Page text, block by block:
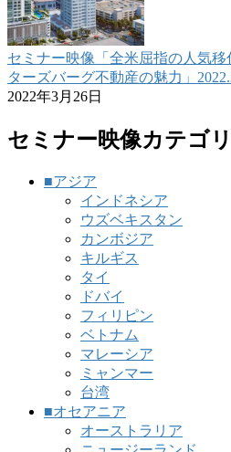
セミナー映像「全米屈指の人気
ターズバーグ不動産の魅力」
2022年3月26日
セミナー映像カテゴ
■アジア
インドネシア
ウズベキスタン
カンボジア
キルギス
タイ
ドバイ
フィリピン
ベトナム
マレーシア
ミャンマー
台湾
■オセアニア
オーストラリア